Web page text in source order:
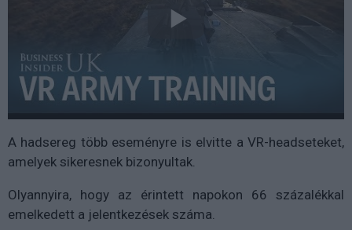
A hadsereg több eseményre is elvitte a VR-headseteket,
amelyek sikeresnek bizonyultak.
Olyannyira, hogy az érintett napokon 66 százalékkal
emelkedett a jelentkezések száma.